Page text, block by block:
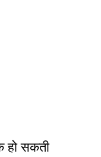
हो सकती